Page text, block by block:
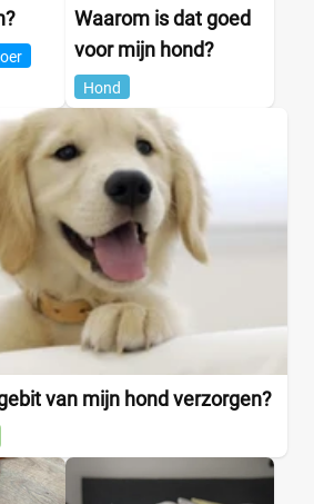
Waarom is dat goed
voor mijn hond?
Hond
van mijn hond verzorgen?